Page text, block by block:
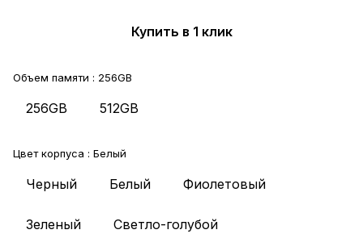
Купить в 1 клик
Объем памяти : 256GB
256GB 512GB
Цвет корпуса : Белый
Черный Белый Фиолетовый
Зеленый Светло-голубой